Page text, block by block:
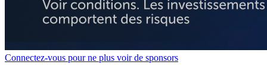
Connectez-vous pour ne plus voir de sponsors